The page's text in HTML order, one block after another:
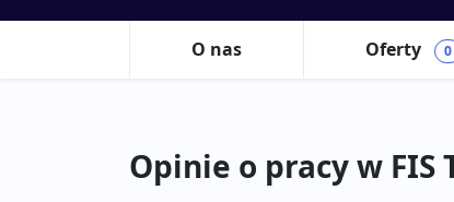
O nas Oferty 0
Opinie o pracy w FIS